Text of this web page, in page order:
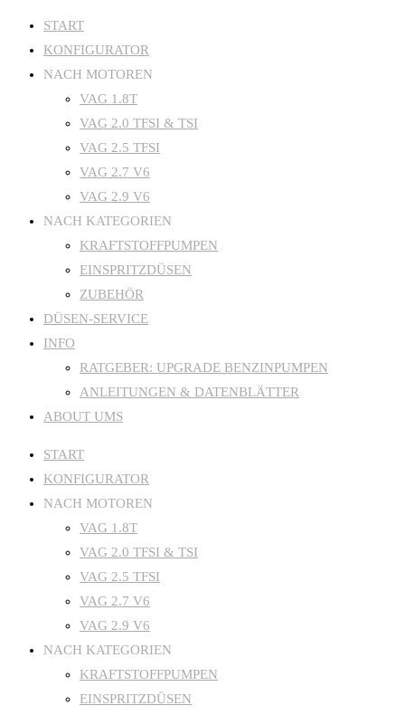
Zum
Inhalt
START
KONFIGURATOR
NACH MOTOREN
VAG 1.8T
VAG 2.0 TFSI & TSI
VAG 2.5 TFSI
VAG 2.7 V6
VAG 2.9 V6
NACH KATEGORIEN
KRAFTSTOFFPUMPEN
EINSPRITZDÜSEN
ZUBEHÖR
DÜSEN-SERVICE
INFO
RATGEBER: UPGRADE BENZINPUMPEN
ANLEITUNGEN & DATENBLÄTTER
ABOUT UMS
START
KONFIGURATOR
NACH MOTOREN
VAG 1.8T
VAG 2.0 TFSI & TSI
VAG 2.5 TFSI
VAG 2.7 V6
VAG 2.9 V6
NACH KATEGORIEN
KRAFTSTOFFPUMPEN
EINSPRITZDÜSEN